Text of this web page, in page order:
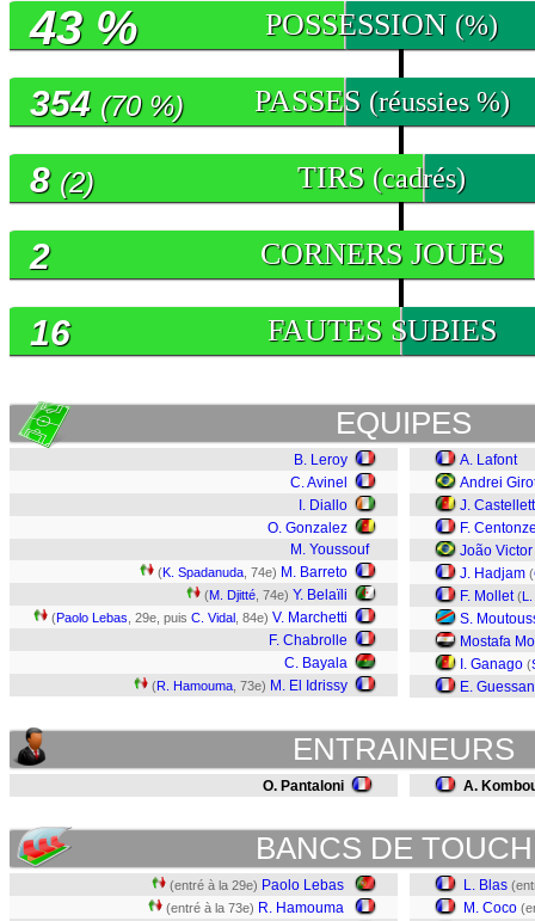
POSSESSION (%)
43 %
PASSES (réussies %)
354 (70 %)
TIRS (cadrés)
8 (2)
CORNERS JOUES
2
FAUTES SUBIES
16
EQUIPES
B. Leroy
C. Avinel
I. Diallo
O. Gonzalez
M. Youssouf
(K. Spadanuda , 74e) M. Barreto
(M. Djitté , 74e) Y. Belaïli
(Paolo Lebas , 29e, puis C. Vidal , 84e) V. Marchetti
F. Chabrolle
C. Bayala
(R. Hamouma , 73e) M. El Idrissy
A. Lafont
Andrei
J.
F.
João Victor
J. Hadjam (
F. Mollet (
S.
Mostafa
I. Ganago (
E.
ENTRAINEURS
O. Pantaloni A.
BANCS DE
(entré à la 29e) Paolo Lebas
(entré à la 73e) R. Hamouma
L. Blas
M. Coco